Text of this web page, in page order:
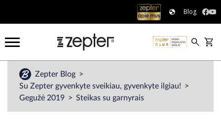
Blog
Zepter Blog
Su Zepter gyvenkyte sveikiau, gyvenkyte ilgiau!
Gegužė 2019
Steikas su garnyrais